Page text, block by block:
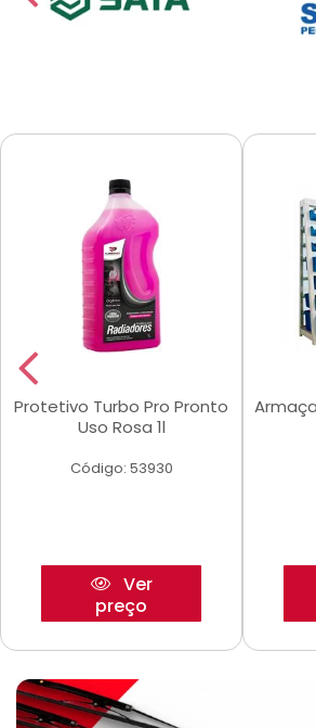
Protetivo Turbo Pro Pronto
Uso Rosa 1l
Código: 53930
Ver
preço